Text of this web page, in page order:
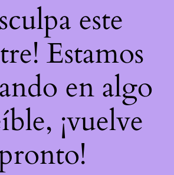
este
Estamos
en algo
¡vuelve